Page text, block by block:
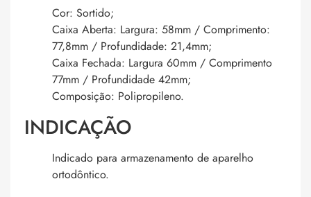
Cor: Sortido;
Caixa Aberta: Largura: 58mm / Comprimento:
77,8mm / Profundidade: 21,4mm;
Caixa Fechada: Largura 60mm / Comprimento
77mm / Profundidade 42mm;
Composição: Polipropileno.
INDICAÇÃO
Indicado para armazenamento de aparelho
ortodôntico.